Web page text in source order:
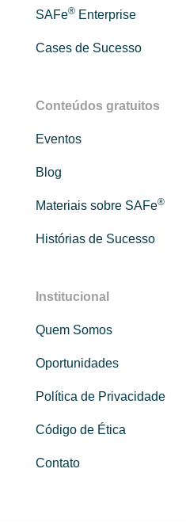
SAFe® Enterprise
Cases de Sucesso
Conteúdos gratuitos
Eventos
Blog
Materiais sobre SAFe®
Histórias de Sucesso
Institucional
Quem Somos
Oportunidades
Política de Privacidade
Código de Ética
Contato